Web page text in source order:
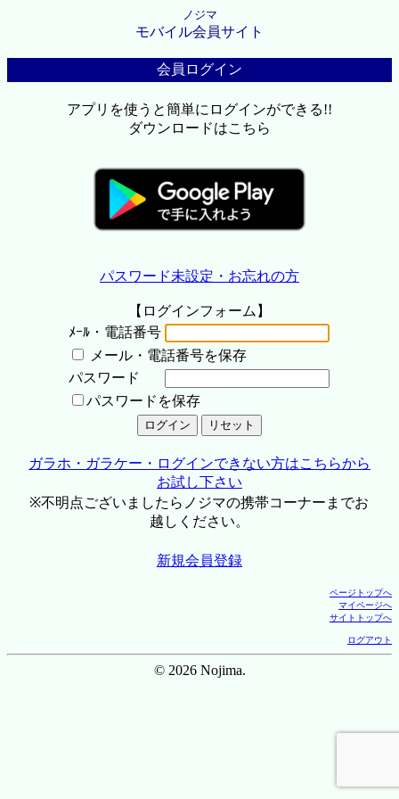
ノジマ
モバイル会員サイト
会員ログイン
アプリを使うと簡単にログインができる!!
ダウンロードはこちら
パスワード未設定・お忘れの方
【ログインフォーム】
ﾒｰﾙ・電話番号
メール・電話番号を保存
パスワード
パスワードを保存
ガラホ・ガラケー・ログインできない方はこちらから
お試し下さい
※不明点ございましたらノジマの携帯コーナーまでお
越しください。
新規会員登録
ページトップへ
マイページへ
サイトトップへ
ログアウト
© 2026 Nojima.